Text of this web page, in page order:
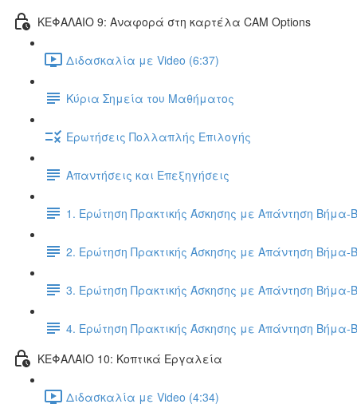
ΚΕΦΑΛΑΙΟ 9: Αναφορά στη καρτέλα CAM Options
Διδασκαλία με Video (6:37)
Κύρια Σημεία του Μαθήματος
Ερωτήσεις Πολλαπλής Επιλογής
Απαντήσεις και Επεξηγήσεις
1. Ερώτηση Πρακτικής Άσκησης με Απάντηση Βήμα-
2. Ερώτηση Πρακτικής Άσκησης με Απάντηση Βήμα-
3. Ερώτηση Πρακτικής Άσκησης με Απάντηση Βήμα-
4. Ερώτηση Πρακτικής Άσκησης με Απάντηση Βήμα-
ΚΕΦΑΛΑΙΟ 10: Κοπτικά Εργαλεία
Διδασκαλία με Video (4:34)